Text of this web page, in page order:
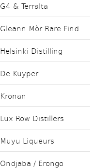
G4 & Terralta
Gleann Mòr Rare Find
Helsinki Distilling
De Kuyper
Kronan
Lux Row Distillers
Muyu Liqueurs
Ondjaba / Erongo